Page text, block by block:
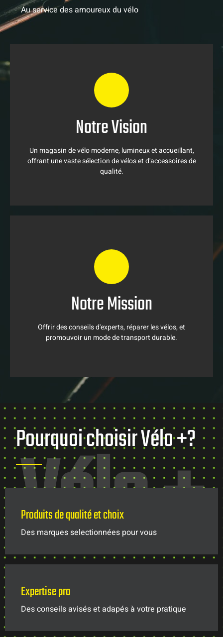
Au service des amoureux du vélo
Notre Vision
Un magasin de vélo moderne, lumineux et accueillant,
offrant une vaste sélection de vélos et d'accessoires de
qualité.
Vision
Un magasin de vélo moderne, lumineux et accueillant,
qualité.
Notre Mission
Offrir des conseils d'experts, réparer les vélos, et
promouvoir un mode de transport durable.
Mission
Offrir des conseils d'experts, réparer les vélos, et
Pourquoi choisir Vélo +?
Vélo +
Produits de qualité et choix
Des marques selectionnées pour vous
Expertise pro
Des conseils avisés et adapés à votre pratique